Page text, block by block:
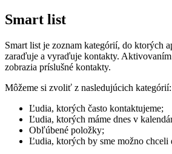
Smart list
Smart list je zoznam kategórií, do ktorých
zaraďuje a vyraďuje kontakty. Aktivovaním
zobrazia príslušné kontakty.
Môžeme si zvoliť z nasledujúcich kategórií:
Ľudia, ktorých často kontaktujeme;
Ľudia, ktorých máme dnes v
Obľúbené položky;
Ľudia, ktorých by sme možno chceli